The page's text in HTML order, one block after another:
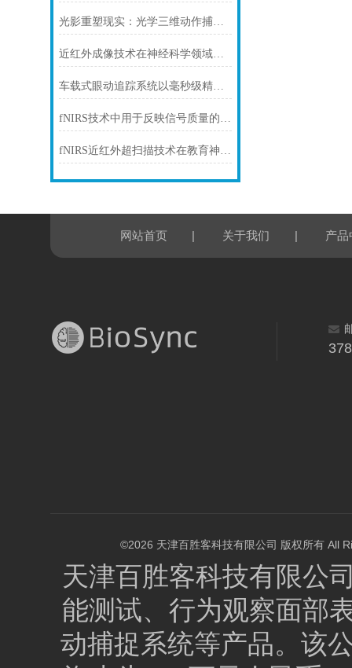
光影重塑现实：光学三维动作捕捉系统的技术演进与未来图景
近红外成像技术在神经科学领域的应用
车载式眼动追踪系统以毫秒级精度重塑智能驾驶安全新范式
fNIRS技术中用于反映信号质量的方式
fNIRS近红外超扫描技术在教育神经科学中的研究
网站首页 | 关于我们 | 产品
©2026 天津百胜客科技有限公司 版权所有 All
天津百胜客科技有限公
能测试、行为观察面部
动捕捉系统等产品。该